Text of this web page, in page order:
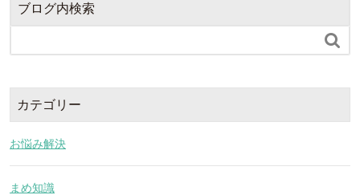
ブログ内検索

カテゴリー
お悩み解決
まめ知識